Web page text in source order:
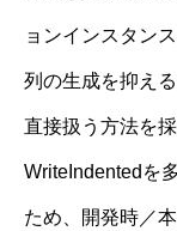
ョンインスタン
列の生成を抑え
直接扱う方法を
WriteIndentedを
ため、開発時／